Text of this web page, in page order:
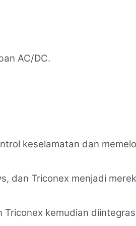
AC/DC.
keselamatan dan
dan Triconex menjadi
kemudian